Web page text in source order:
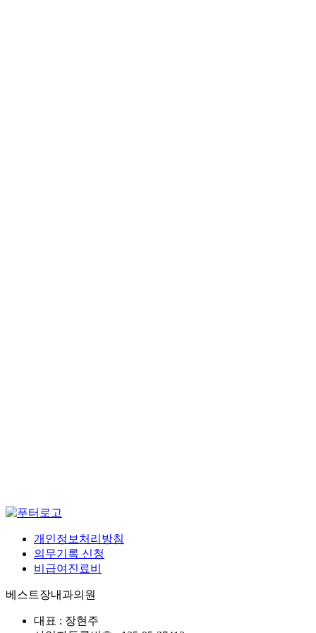
개인정보처리방침
의무기록 신청
비급여진료비
베스트장내과의원
대표 : 장현주